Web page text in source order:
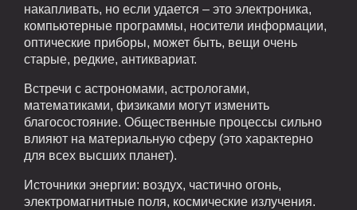
накапливать, но если удается – это электроника,
компьютерные программы, носители информации,
оптические приборы, может быть, вещи очень
старые, редкие, антиквариат.
Встречи с астрономами, астрологами,
математиками, физиками могут изменить
благосостояние. Общественные процессы сильно
влияют на материальную сферу (это характерно
для всех высших планет).
Источники энергии: воздух, частично огонь,
электромагнитные поля, космические излучения.